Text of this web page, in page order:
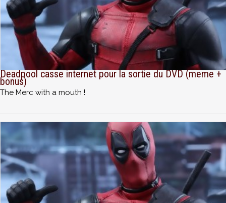
Deadpool casse internet pour la sortie du DVD (meme +
bonus)
The Merc with a mouth !